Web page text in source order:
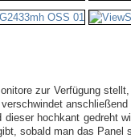
zur Verfügung
hochkant gedreht
sobald man das Panel